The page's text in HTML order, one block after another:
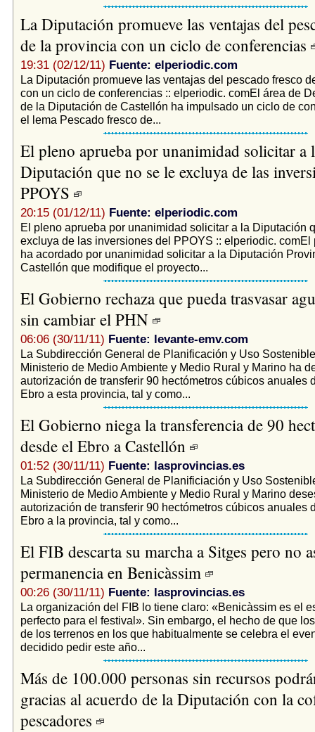
La Diputación promueve las ventajas del
de la provincia con un ciclo de conferencias
19:31 (02/12/11) Fuente: elperiodic.com
La Diputación promueve las ventajas del pescado fresco
con un ciclo de conferencias :: elperiodic. comEl área de
de la Diputación de Castellón ha impulsado un ciclo de
el lema Pescado fresco de...
El pleno aprueba por unanimidad solicitar a
Diputación que no se le excluya de las
PPOYS
20:15 (01/12/11) Fuente: elperiodic.com
El pleno aprueba por unanimidad solicitar a la Diputación
excluya de las inversiones del PPOYS :: elperiodic. comEl
ha acordado por unanimidad solicitar a la Diputación
Castellón que modifique el proyecto...
El Gobierno rechaza que pueda trasvasar
sin cambiar el PHN
06:06 (30/11/11) Fuente: levante-emv.com
La Subdirección General de Planificación y Uso
Ministerio de Medio Ambiente y Medio Rural y Marino ha
autorización de transferir 90 hectómetros cúbicos anuales
Ebro a esta provincia, tal y como...
El Gobierno niega la transferencia de 90
desde el Ebro a Castellón
01:52 (30/11/11) Fuente: lasprovincias.es
La Subdirección General de Planificiación y Uso
Ministerio de Medio Ambiente y Medio Rural y Marino
autorización de transferir 90 hectómetros cúbicos anuales
Ebro a la provincia, tal y como...
El FIB descarta su marcha a Sitges pero no
permanencia en Benicàssim
00:26 (30/11/11) Fuente: lasprovincias.es
La organización del FIB lo tiene claro: «Benicàssim es el
perfecto para el festival». Sin embargo, el hecho de que
de los terrenos en los que habitualmente se celebra el
decidido pedir este año...
Más de 100.000 personas sin recursos
gracias al acuerdo de la Diputación con la
pescadores